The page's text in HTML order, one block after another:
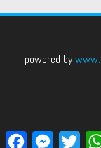
powered by
F M T